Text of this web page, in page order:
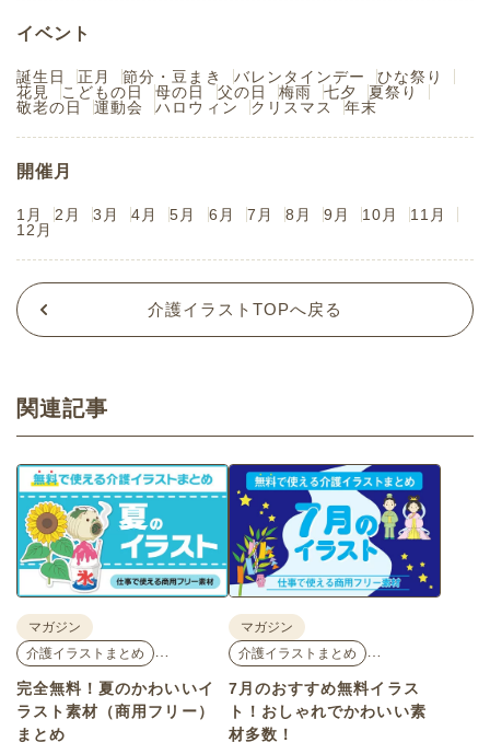
イベント
誕生日 正月 節分・豆まき バレンタインデー
ひな祭り
花見
こどもの日 母の日 父の日 梅雨 七夕
夏祭り
敬老の日
運動会 ハロウィン クリスマス 年末
開催月
1月 2月 3月 4月 5月 6月 7月 8月 9月 10月
11月
12月
介護イラストTOPへ戻る
関連記事
マガジン
介護イラストまとめ
完全無料！夏のかわいいイ
ラスト素材（商用フリー）
まとめ
マガジン
介護イラストまとめ
7月のおすすめ無料イラス
ト！おしゃれでかわいい素
材多数！